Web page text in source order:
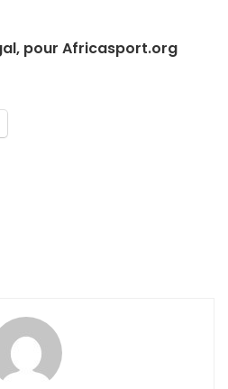
pour Africasport.org